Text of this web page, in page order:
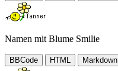
Namen mit Blume Smilie
BBCode HTML Markdown